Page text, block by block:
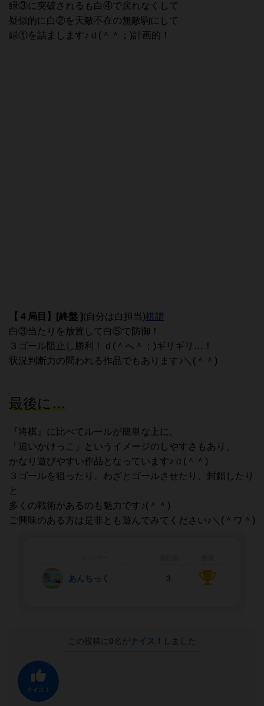
緑③に突破されるも白④で戻れなくして
疑似的に白②を天敵不在の無敵駒にして
緑①を詰まします♪ｄ(＾＾；)計画的！
【４局目 】[終盤 ] (自分は白担当)棋譜
白③当たりを放置して白⑤で防御！
３ゴール阻止し勝利！ｄ(＾へ＾；)ギリギリ…！
状況判断力の問われる作品でもあります♪＼(＾＾)
最後に…
『将棋』に比べてルールが簡単な上に、
「追いかけっこ」というイメージのしやすさもあり、
かなり遊びやすい作品となっています♪ｄ(＾＾)
３ゴールを狙ったり、わざとゴールさせたり、封鎖したり
と
多くの戦術があるのも魅力です♪(＾＾)
ご興味のある方は是非とも遊んでみてください♪＼(＾ワ＾)
あんちっく 3
この投稿に 0名がナイス！ しました
ナイス！